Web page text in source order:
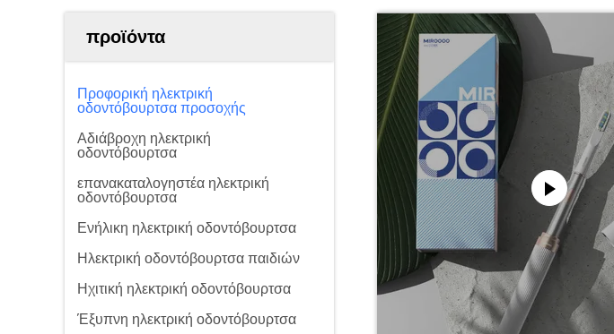
προϊόντα
Προφορική ηλεκτρική
οδοντόβουρτσα προσοχής
Αδιάβροχη ηλεκτρική
οδοντόβουρτσα
επανακαταλογηστέα ηλεκτρική
οδοντόβουρτσα
Ενήλικη ηλεκτρική οδοντόβουρτσα
Ηλεκτρική οδοντόβουρτσα παιδιών
Ηχιτική ηλεκτρική οδοντόβουρτσα
Έξυπνη ηλεκτρική οδοντόβουρτσα